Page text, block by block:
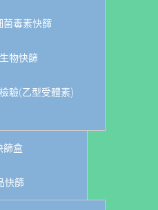
菌毒素快篩
物快篩
驗(乙型受體素)
篩盒
快篩